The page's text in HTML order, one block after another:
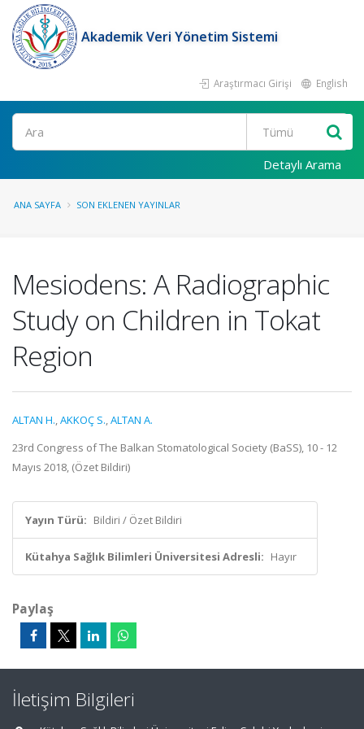
Akademik Veri Yönetim Sistemi
Araştırmacı Girişi English
Ara
Detaylı Arama
ANA SAYFA SON EKLENEN YAYINLAR
Mesiodens: A Radiographic
Study on Children in Tokat
Region
ALTAN H.,AKKOÇ S.,ALTAN A.
23rd Congress of The Balkan Stomatological Society (BaSS), 10 - 12
Mayıs 2018, (Özet Bildiri)
Yayın Türü: Bildiri / Özet Bildiri
Kütahya Sağlık Bilimleri Üniversitesi Adresli: Hayır
Paylaş
İletişim Bilgileri